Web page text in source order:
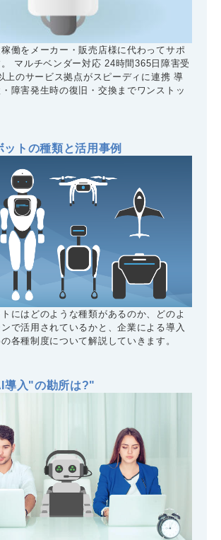
働をメーカー・販売店様に代わってサポ
マルチベンダー対応 24時間365日障害受
上のサービス拠点がスピーディに連携 導
障害発生時の復旧・交換までワンストッ
トの種類と活用事例
にはどのような種類があるのか、どのよ
で活用されているかと、企業による導入
各種制度について解説していきます。
導入"の勘所は?"